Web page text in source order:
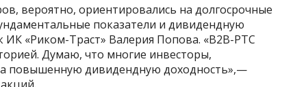
вероятно, ориентировались на долгосрочные
показатели и дивидендную
ИК «Риком-Траст» Валерия Попова. «B2B-РТС
Думаю, что многие инвесторы,
повышенную дивидендную доходность»,—